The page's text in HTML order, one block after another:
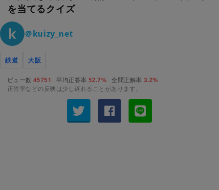
を当てるクイズ
＠kuizy_net
鉄道 大阪
ビュー数 45751 平均正答率 52.7% 全問正解率 3.2%
正答率などの反映は少し遅れることがあります。